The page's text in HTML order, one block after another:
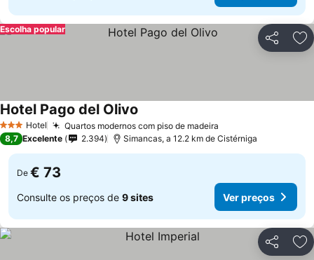
Partilhar
Escolha popular
3 EstrelasHotel Quartos modernos com piso de madeira
Hotel Pago del Olivo
8,7 Excelente 2.394 Simancas, a 12.2 km de Cistérniga
De € 73
Consulte os preços de 9 sites Ver preços
Partilhar